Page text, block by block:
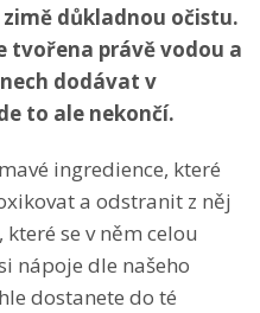
důkladnou očistu.
tvořena právě vodou a
dodávat v
to ale nekončí.
ingredience, které
a odstranit z něj
se v něm celou
nápoje dle našeho
dostanete do té